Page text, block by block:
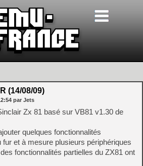
(14/08/09)
par Jets
Zx 81 basé sur VB81 v1.30 de
quelques fonctionnalités
et à mesure plusieurs périphériques
fonctionnalités partielles du ZX81 ont